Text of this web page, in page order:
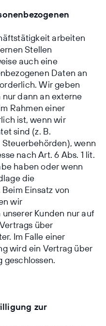
arbeiten
Stellen
auch eine
Daten an
Wir geben
dann an externe
Rahmen einer
ist, wenn wir
sind (z. B.
wenn
nach Art. 6 Abs. 1 lit.
haben oder wenn
die
Einsatz von
wir
Kunden nur auf
über
Im Falle einer
wird ein Vertrag über
geschlossen.
zur